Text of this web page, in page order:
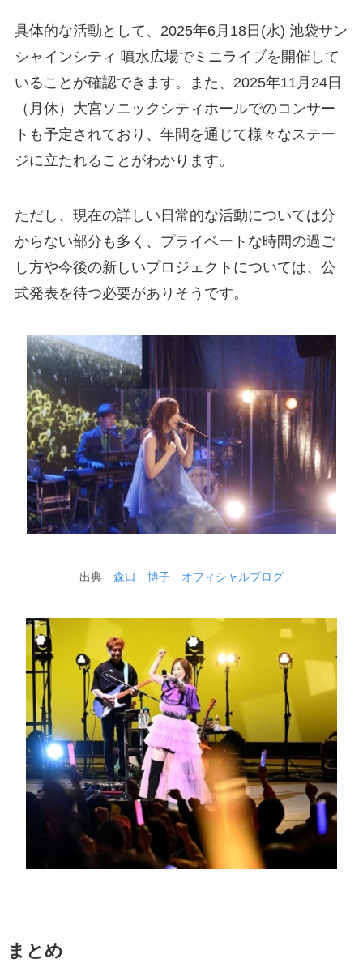
具体的な活動として、2025年6月18日(水) 池袋サン
シャインシティ 噴水広場でミニライブを開催して
いることが確認できます。また、2025年11月24日
（月休）大宮ソニックシティホールでのコンサー
トも予定されており、年間を通じて様々なステー
ジに立たれることがわかります。
ただし、現在の詳しい日常的な活動については分
からない部分も多く、プライベートな時間の過ご
し方や今後の新しいプロジェクトについては、公
式発表を待つ必要がありそうです。
出典 森口 博子 オフィシャルブログ
まとめ